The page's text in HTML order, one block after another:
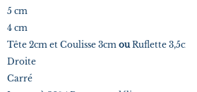
5 cm
4 cm
Tête 2cm et Coulisse 3cm ouRuflette
Droite
Carré